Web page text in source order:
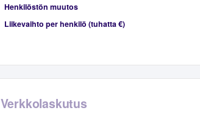
Henkilöstön muutos
Liikevaihto per henkilö (tuhatta €)
Verkkolaskutus